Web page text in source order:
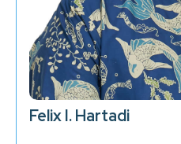
Felix I. Hartadi